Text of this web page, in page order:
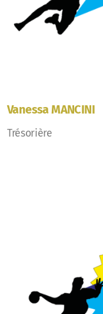
Vanessa MANCINI
Trésorière